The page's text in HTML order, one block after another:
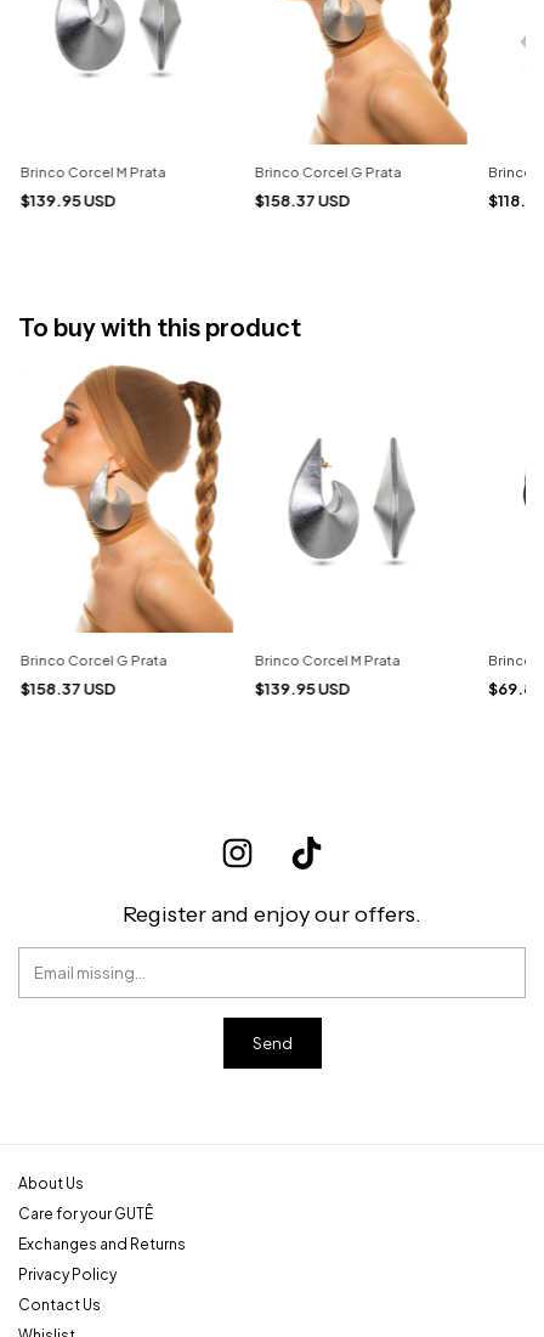
Brinco Corcel M Prata
$139.95 USD
Brinco Corcel G Prata
$158.37 USD
Brinco
To buy with this product
Brinco Corcel G Prata
$158.37 USD
Brinco Corcel M Prata
$139.95 USD
Brinco
$69.86
Register and enjoy our offers.
About Us
Care for your GUTÊ
Exchanges and Returns
Privacy Policy
Contact Us